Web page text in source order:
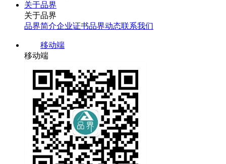
关于品界
关于品界
品界简介企业证书品界动态联系我们
移动端
移动端